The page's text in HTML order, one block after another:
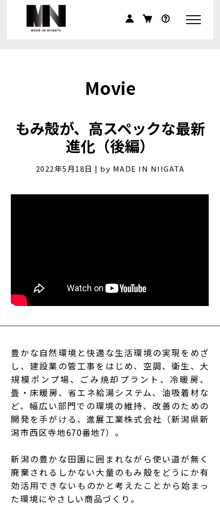
Movie
もみ殻が、高スペックな最新
進化（後編）
2022年5月18日 | by MADE IN NIIGATA
豊かな自然環境と快適な生活環境の実現をめざ
し、建設業の管工事をはじめ、空調、衛生、大
規模ポンプ場、ごみ焼却プラント、冷暖房、
畳・床暖房、省エネ給湯システム、油吸着材な
ど、幅広い部門での環境の維持、改善のための
開発を手がける、進展工業株式会社（新潟県新
潟市西区寺地670番地7）。
新潟の豊かな田園に囲まれながら使い道が無く
廃棄されるしかない大量のもみ殻をどうにか有
効活用できないものかと考えたことから始まっ
た環境にやさしい商品づくり。